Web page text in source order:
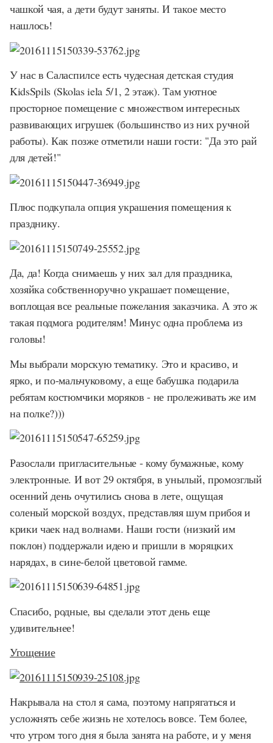
чашкой чая, а дети будут заняты. И такое место
нашлось!
У нас в Саласпилсе есть чудесная детская студия
KidsSpils (Skolas iela 5/1, 2 этаж). Там уютное
просторное помещение с множеством интересных
развивающих игрушек (большинство из них ручной
работы). Как позже отметили наши гости: "Да это рай
для детей!"
Плюс подкупала опция украшения помещения к
празднику.
Да, да! Когда снимаешь у них зал для праздника,
хозяйка собственноручно украшает помещение,
воплощая все реальные пожелания заказчика. А это ж
такая подмога родителям! Минус одна проблема из
головы!
Мы выбрали морскую тематику. Это и красиво, и
ярко, и по-мальчуковому, а еще бабушка подарила
ребятам костюмчики моряков - не пролеживать же им
на полке?)))
Разослали пригласительные - кому бумажные, кому
электронные. И вот 29 октября, в унылый, промозглый
осенний день очутились снова в лете, ощущая
соленый морской воздух, представляя шум прибоя и
крики чаек над волнами. Наши гости (низкий им
поклон) поддержали идею и пришли в моряцких
нарядах, в сине-белой цветовой гамме.
Спасибо, родные, вы сделали этот день еще
удивительнее!
Угощение
Накрывала на стол я сама, поэтому напрягаться и
усложнять себе жизнь не хотелось вовсе. Тем более,
что утром того дня я была занята на работе, и у меня